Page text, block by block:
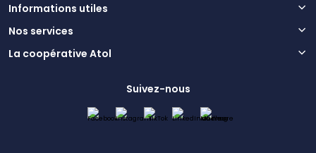
Informations utiles
Nos services
La coopérative Atol
Suivez-nous